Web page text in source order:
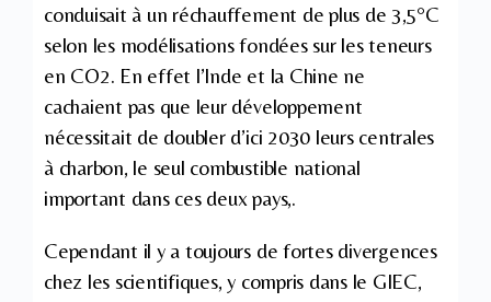
conduisait à un réchauffement de plus de 3,5°C
selon les modélisations fondées sur les teneurs
en CO2. En effet l’Inde et la Chine ne
cachaient pas que leur développement
nécessitait de doubler d’ici 2030 leurs centrales
à charbon, le seul combustible national
important dans ces deux pays,.
Cependant il y a toujours de fortes divergences
chez les scientifiques, y compris dans le GIEC,